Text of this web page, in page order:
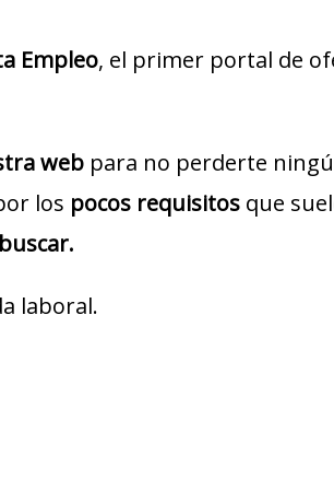
Empleo, el primer portal de
web para no perderte
los pocos requisitosque
laboral.